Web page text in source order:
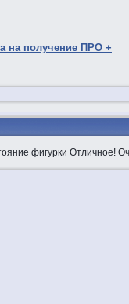
на получение ПРО +
фигурки Отличное!